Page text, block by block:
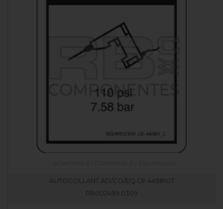
AUTOCOLLANT AD/CO/EQ GE 44981GT
RB002499.0309